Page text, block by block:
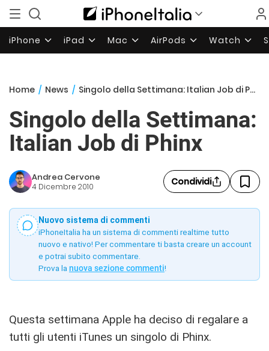
iPhone iPad Mac AirPods Watch
Home / News / Singolo della Settimana: Italian Job di Phinx
Singolo della Settimana:
Italian Job di Phinx
Andrea Cervone
4 Dicembre 2010 Condividi
Nuovo sistema di commenti
iPhoneItalia ha un sistema di commenti realtime tutto
nuovo e nativo! Per commentare ti basta creare un account
e potrai subito commentare.
Prova la nuova sezione commenti!
Questa settimana Apple ha deciso di regalare a
tutti gli utenti iTunes un singolo di Phinx.